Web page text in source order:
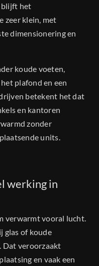
blijft het
zeer klein, met
dimensionering en
koude voeten,
plafond en een
betekent het dat
en kantoren
zonder
units.
werking in
verwarmt vooral lucht.
glas of koude
Dat veroorzaakt
en vaak een